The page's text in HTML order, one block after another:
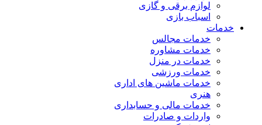
لوازم برقی و گازی
اسباب بازی
خدمات
خدمات مجالس
خدمات مشاوره
خدمات در منزل
خدمات ورزشی
خدمات ماشین های اداری
هنری
خدمات مالی و حسابداری
واردات و صادرات